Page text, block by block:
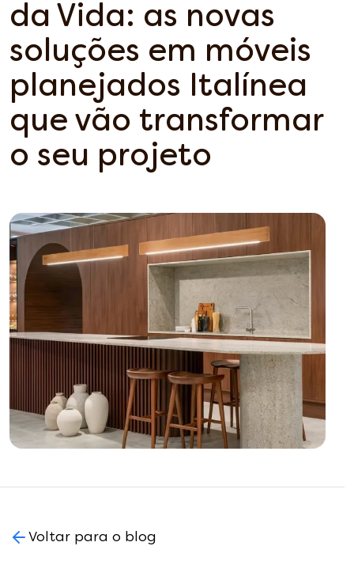
da Vida: as novas
soluções em móveis
planejados Italínea
que vão transformar
o seu projeto
Voltar para o blog